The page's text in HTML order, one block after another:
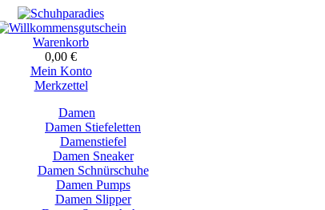
Warenkorb
0,00 €
Mein Konto
Merkzettel
Damen
Damen Stiefeletten
Damenstiefel
Damen Sneaker
Damen Schnürschuhe
Damen Pumps
Damen Slipper